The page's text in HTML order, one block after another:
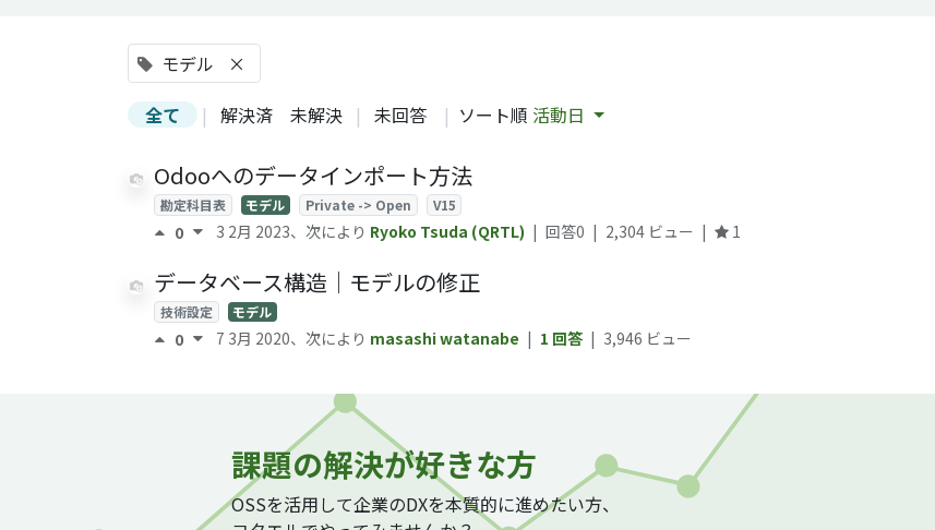
モデル ×
全て
| 解決済 未解決 | 未回答 | ソート順 活動日
Odooへのデータインポート方法
勘定科目表 モデル Private -> Open V15
0 3 2月 2023、次により Ryoko Tsuda (QRTL) | 回答0 | 2,304 ビュー | 1
データベース構造｜モデルの修正
技術設定 モデル
0 7 3月 2020、次により masashi watanabe | 1 回答 | 3,946 ビュー
課題の解決が好きな方
OSSを活用して企業のDXを本質的に進めたい方、